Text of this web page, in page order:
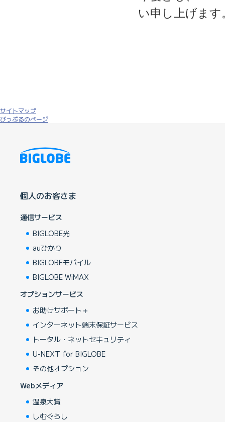
い申し上げます
サイトマップ
びっぷるのページ
個人のお客さま
通信サービス
BIGLOBE光
auひかり
BIGLOBEモバイル
BIGLOBE WiMAX
オプションサービス
お助けサポート＋
インターネット端末保証サービス
トータル・ネットセキュリティ
U-NEXT for BIGLOBE
その他オプション
Webメディア
温泉大賞
しむぐらし